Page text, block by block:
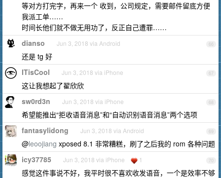
等对方打完字，再来一个 收到，公司规定，需要邮件留底方便
我派工单……
时间长他们就不做无用功了，反正自己遭罪……
66
dianso Jun 3, 2018 via Android
还是 tg 好
67
ITisCool Jun 3, 2018 via iPhone
这让我想起了翟欣欣
68
sw0rd3n Jun 3, 2018 via iPhone
希望能推出“拒收语音消息”和“自动识别语音消息”两个选项
69
fantasylidong Jun 3, 2018 via Android
@leoojiang xposed 8.1 非常糟糕，刷了之后我的 rom 各种问题
70
icy37785 Jun 3, 2018 via iPhone 1
感觉这件事说不好，我平时很不喜欢收发语音，一个是效率不够